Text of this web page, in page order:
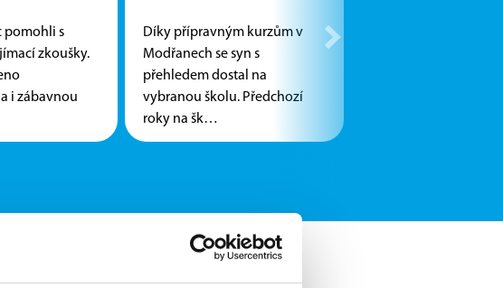
pomohli s
zkoušky.
i zábavnou
Díky přípravným kurzům v
Modřanech se syn s
přehledem dostal na
vybranou školu. Předchozí
roky na šk…